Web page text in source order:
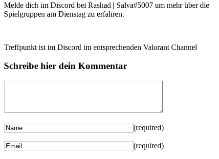
Melde dich im Discord bei Rashad | Salva#5007 um mehr über die
Spielgruppen am Dienstag zu erfahren.
Treffpunkt ist im Discord im entsprechenden Valorant Channel
Schreibe hier dein Kommentar
(required)
(required)